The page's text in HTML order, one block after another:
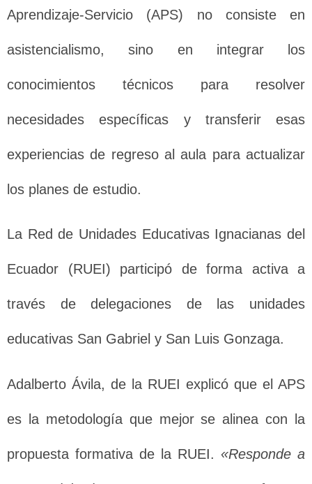
Aprendizaje-Servicio (APS) no consiste en
asistencialismo, sino en integrar los
conocimientos técnicos para resolver
necesidades específicas y transferir esas
experiencias de regreso al aula para actualizar
los planes de estudio.
La Red de Unidades Educativas Ignacianas del
Ecuador (RUEI) participó de forma activa a
través de delegaciones de las unidades
educativas San Gabriel y San Luis Gonzaga.
Adalberto Ávila, de la RUEI explicó que el APS
es la metodología que mejor se alinea con la
propuesta formativa de la RUEI. «Responde a